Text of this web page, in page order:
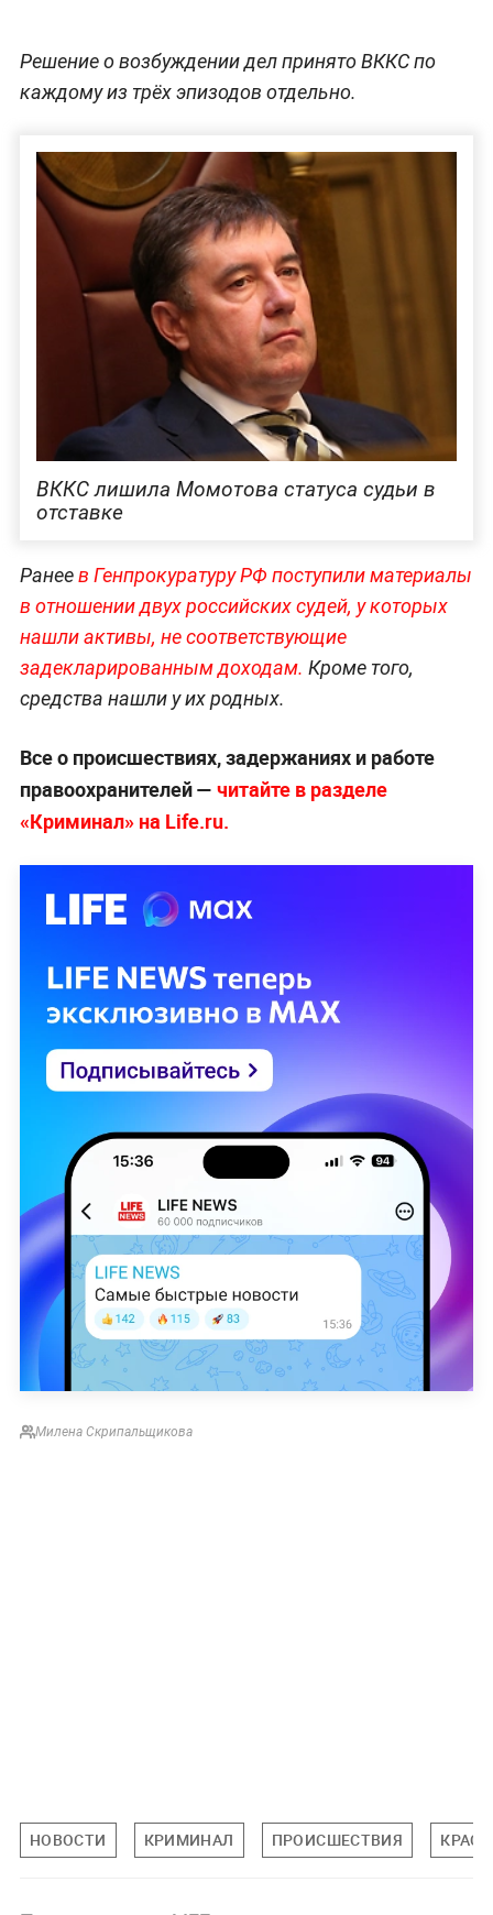
Решение о возбуждении дел принято ВККС по
каждому из трёх эпизодов отдельно.
ВККС лишила Момотова статуса судьи в
отставке
Ранеев Генпрокуратуру РФ поступили материалы
в отношении двух российских судей, у которых
нашли активы, не соответствующие
задекларированным доходам. Кроме того,
средства нашли у их родных.
Все о происшествиях, задержаниях и работе
правоохранителей — читайте в разделе
«Криминал» на Life.ru.
Милена Скрипальщикова
НОВОСТИ КРИМИНАЛ ПРОИСШЕСТВИЯ